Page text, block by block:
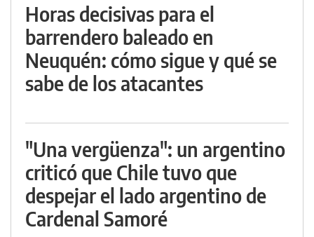
Horas decisivas para el
barrendero baleado en
Neuquén: cómo sigue y qué se
sabe de los atacantes
"Una vergüenza": un argentino
criticó que Chile tuvo que
despejar el lado argentino de
Cardenal Samoré